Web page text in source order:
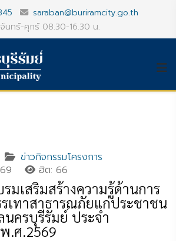
saraban@buriramcity.go.th
จันทร์-ศุกร์ 08.30-16.30 น.
ข่าวกิจกรรมโครงการ
ฮิต: 66
มเสริมสร้างความรู้ด้านการ
เทาสาธารณภัยแก่ประชาชน
ครบุรีรัมย์ ประจำ
.ศ.2569